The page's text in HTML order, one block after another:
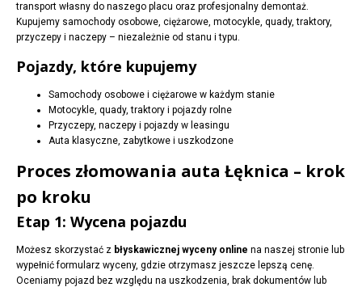
transport własny do naszego placu oraz profesjonalny demontaż.
Kupujemy samochody osobowe, ciężarowe, motocykle, quady, traktory,
przyczepy i naczepy – niezależnie od stanu i typu.
Pojazdy, które kupujemy
Samochody osobowe i ciężarowe w każdym stanie
Motocykle, quady, traktory i pojazdy rolne
Przyczepy, naczepy i pojazdy w leasingu
Auta klasyczne, zabytkowe i uszkodzone
Proces złomowania auta Łęknica – krok
po kroku
Etap 1: Wycena pojazdu
Możesz skorzystać z błyskawicznej wyceny online na naszej stronie lub
wypełnić formularz wyceny, gdzie otrzymasz jeszcze lepszą cenę.
Oceniamy pojazd bez względu na uszkodzenia, brak dokumentów lub